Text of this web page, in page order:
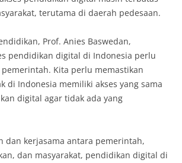
terutama di daerah pedesaan.
Prof. Anies Baswedan,
pendidikan digital di Indonesia perlu
Kita perlu memastikan
di Indonesia memiliki akses yang sama
digital agar tidak ada yang
dan kerjasama antara pemerintah,
dan masyarakat, pendidikan digital di